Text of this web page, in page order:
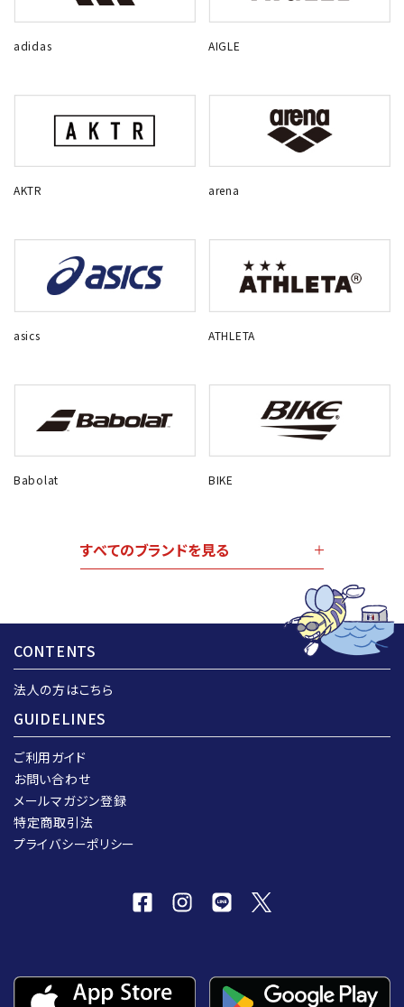
adidas AIGLE
AKTR arena
asics ATHLETA
Babolat BIKE
すべてのブランドを見る
CONTENTS
法人の方はこちら
GUIDELINES
ご利用ガイド
お問い合わせ
メールマガジン登録
特定商取引法
プライバシーポリシー